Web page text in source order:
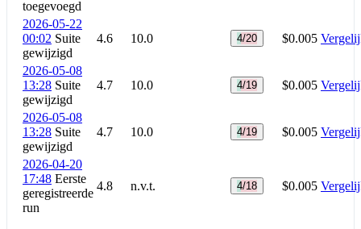
toegevoegd
2026-05-22
00:02 Suite
gewijzigd
4.6 10.0 4/20 $0.005
2026-05-08
13:28 Suite
gewijzigd
4.7 10.0 4/19 $0.005
2026-05-08
13:28 Suite
gewijzigd
4.7 10.0 4/19 $0.005
2026-04-20
17:48 Eerste
geregistreerde
run
4.8 n.v.t. 4/18 $0.005